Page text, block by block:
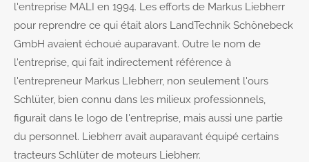
l'entreprise MALI en 1994. Les efforts de Markus Liebherr
pour reprendre ce qui était alors LandTechnik Schönebeck
GmbH avaient échoué auparavant. Outre le nom de
l'entreprise, qui fait indirectement référence à
l'entrepreneur Markus LIebherr, non seulement l'ours
Schlüter, bien connu dans les milieux professionnels,
figurait dans le logo de l'entreprise, mais aussi une partie
du personnel. Liebherr avait auparavant équipé certains
tracteurs Schlüter de moteurs Liebherr.